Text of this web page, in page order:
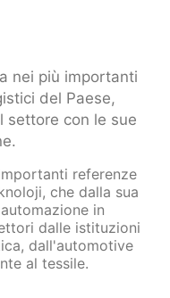
nei più importanti
del Paese,
settore con le sue
referenze
che dalla sua
in
dalle istituzioni
dall'automotive
al tessile.